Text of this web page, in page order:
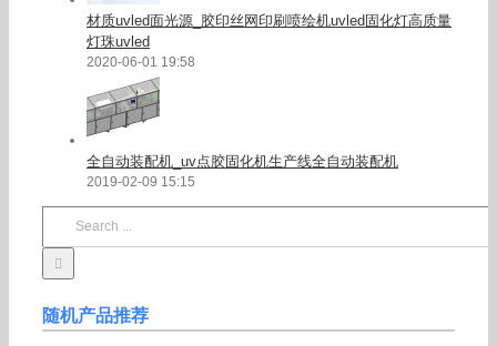
材质uvled面光源_胶印丝网印刷喷绘机uvled固化灯高质量
灯珠uvled
2020-06-01 19:58
全自动装配机_uv点胶固化机生产线全自动装配机
2019-02-09 15:15
随机产品推荐